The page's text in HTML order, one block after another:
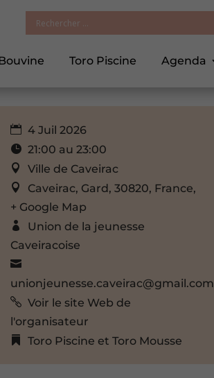
Toro Piscine Agenda
4 Juil 2026
21:00 au 23:00
Ville de Caveirac
Caveirac, Gard, 30820, France,
+ Google Map
Union de la jeunesse
Caveiracoise
unionjeunesse.caveirac@gmail.com
Voir le site Web de
l'organisateur
Toro Piscine et Toro Mousse